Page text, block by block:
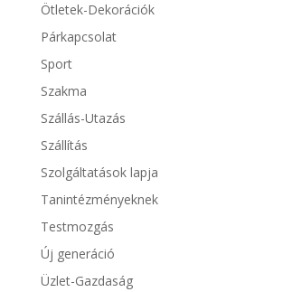
Ötletek-Dekorációk
Párkapcsolat
Sport
Szakma
Szállás-Utazás
Szállítás
Szolgáltatások lapja
Tanintézményeknek
Testmozgás
Új generáció
Üzlet-Gazdaság